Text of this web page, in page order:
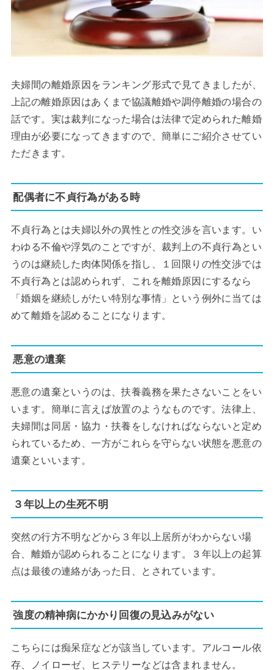
夫婦間の離婚原因をランキング形式で見てきましたが、
上記の離婚原因はあくまで協議離婚や調停離婚の場合の
話です。実は裁判になった場合は法律で定められた離婚
理由が必要になってきますので、簡単にご紹介させてい
ただきます。
配偶者に不貞行為がある時
不貞行為とは夫婦以外の異性との性交渉を言います。い
わゆる不倫や浮気のことですが、裁判上の不貞行為とい
うのは継続した肉体関係を指し、１回限りの性交渉では
不貞行為とは認められず、これを離婚原因にするなら
「婚姻を継続しがたい特別な事情」という例外に当ては
めて離婚を認めることになります。
悪意の遺棄
悪意の遺棄というのは、扶養義務を果たさないことをい
います。簡単に言えば放置のようなものです。法律上、
夫婦間は同居・協力・扶養をしなければならないと定め
られているため、一方がこれらを守らない状態を悪意の
遺棄といいます。
３年以上の生死不明
突然の行方不明などから３年以上居所がわからない場
合、離婚が認められることになります。３年以上の起算
点は最後の連絡があった日、とされています。
強度の精神病にかかり回復の見込みがない
こちらには痴呆症などが該当しています。アルコール依
存、ノイローゼ、ヒステリーなどは含まれません。